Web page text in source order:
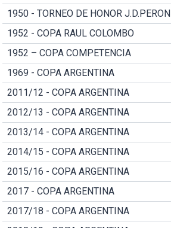
1950 - TORNEO DE HONOR J.D.PERON
1952 - COPA RAUL COLOMBO
1952 – COPA COMPETENCIA
1969 - COPA ARGENTINA
2011/12 - COPA ARGENTINA
2012/13 - COPA ARGENTINA
2013/14 - COPA ARGENTINA
2014/15 - COPA ARGENTINA
2015/16 - COPA ARGENTINA
2017 - COPA ARGENTINA
2017/18 - COPA ARGENTINA